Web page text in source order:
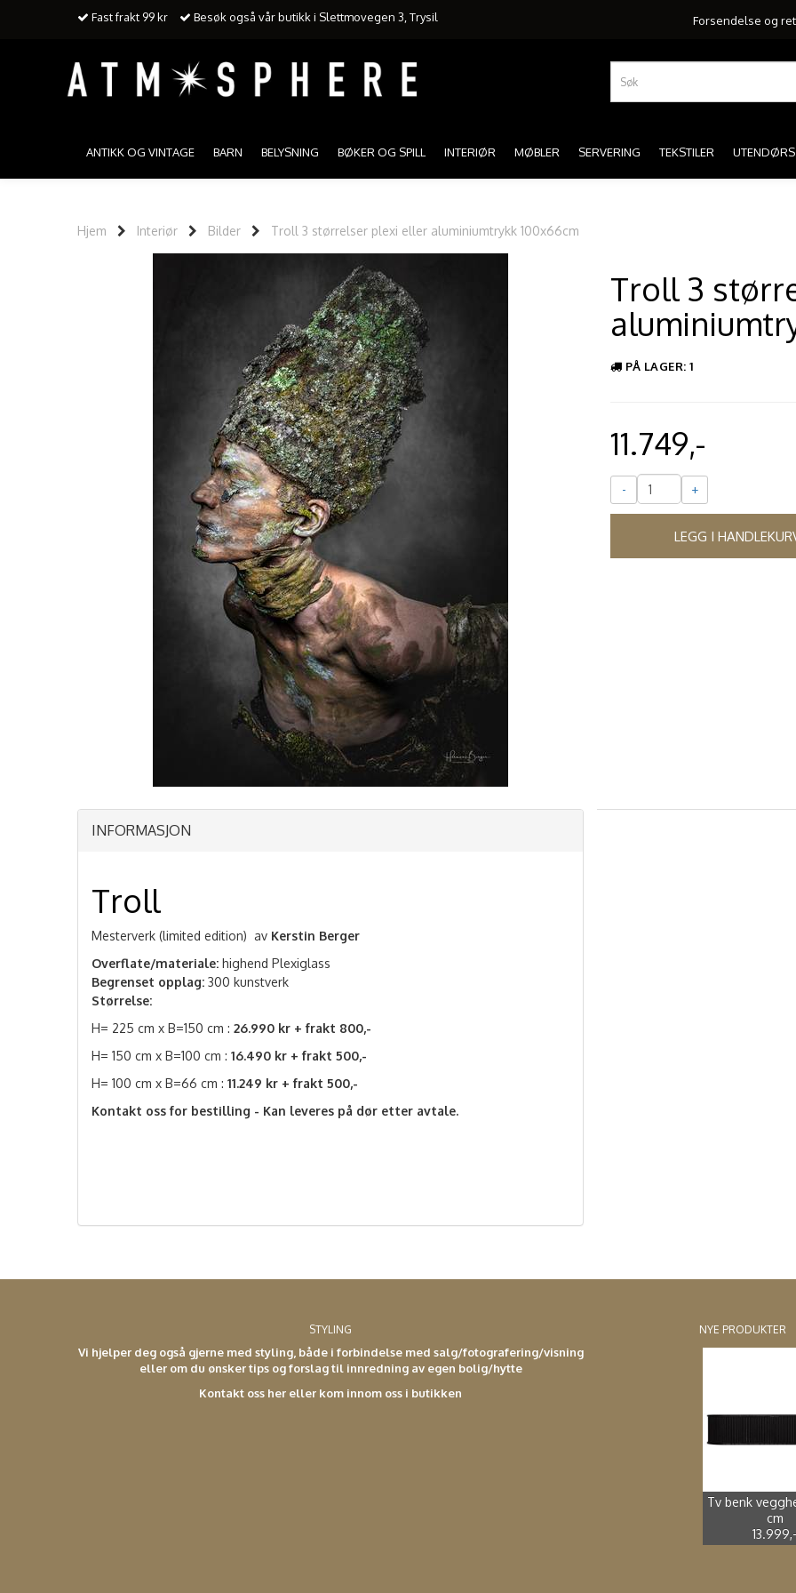
Fast frakt 99 kr Besøk også vår butikk i Slettmovegen 3, Trysil Forsendelse og
ANTIKK OG VINTAGE BARN BELYSNING BØKER OG SPILL INTERIØR MØBLER SERVERING TEKSTILER UTENDØRS
Hjem Interiør Bilder Troll 3 størrelser plexi eller aluminiumtrykk 100x66cm
Troll 3
PÅ LAGER: 1
11.749,-
- +
LEGG I
INFORMASJON
Troll
Mesterverk (limited edition) av Kerstin Berger
Overflate/materiale: highend Plexiglass
Begrenset opplag: 300 kunstverk
Størrelse:
H= 225 cm x B=150 cm : 26.990 kr + frakt 800,-
H= 150 cm x B=100 cm : 16.490 kr + frakt 500,-
H= 100 cm x B=66 cm : 11.249 kr + frakt 500,-
Kontakt oss for bestilling - Kan leveres på dør etter avtale.
STYLING
Vi hjelper deg også gjerne med styling, både i forbindelse med salg/fotografering/visning
eller om du ønsker tips og forslag til innredning av egen bolig/hytte
Kontakt oss her eller kom innom oss i butikken
NYE PRODUKTER
Tv benk
cm
13.999,-